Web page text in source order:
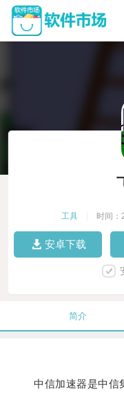
工具 时间：
安卓下载
简介
中信加速器是中信集